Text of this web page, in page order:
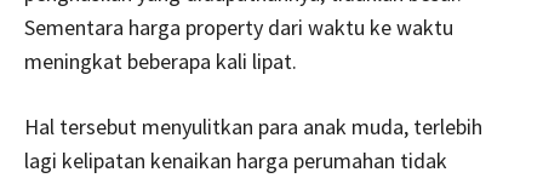
Sementara harga property dari waktu ke waktu
meningkat beberapa kali lipat.
Hal tersebut menyulitkan para anak muda, terlebih
lagi kelipatan kenaikan harga perumahan tidak